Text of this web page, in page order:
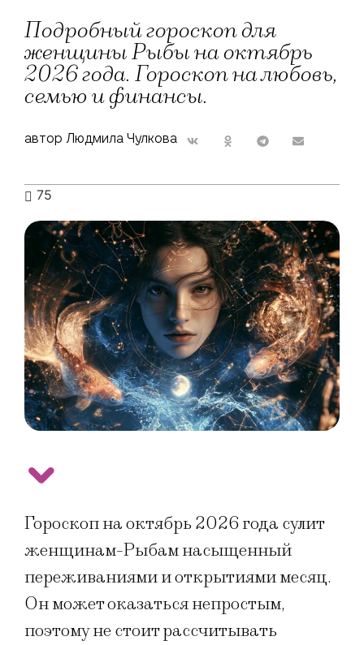
Подробный гороскоп для
женщины Рыбы на октябрь
2026 года. Гороскоп на любовь,
семью и финансы.
автор Людмила Чулкова
75
Гороскоп на октябрь 2026 года сулит
женщинам-Рыбам насыщенный
переживаниями и открытиями месяц.
Он может оказаться непростым,
поэтому не стоит рассчитывать